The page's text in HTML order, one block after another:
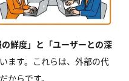
の鮮度」と「ユーザーとの深
ます。これらは、外部の代
からです。